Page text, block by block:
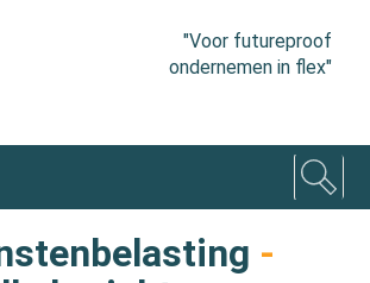
"Voor futureproof
ondernemen in flex"
-